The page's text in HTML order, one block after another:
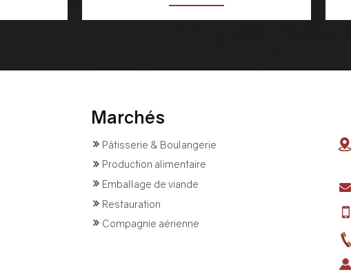
Marchés
Pâtisserie & Boulangerie
Production alimentaire
Emballage de viande
Restauration
Compagnie aérienne